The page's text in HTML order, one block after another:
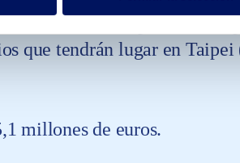
e instalará la piscina
que tendrán lugar en
millones de euros.